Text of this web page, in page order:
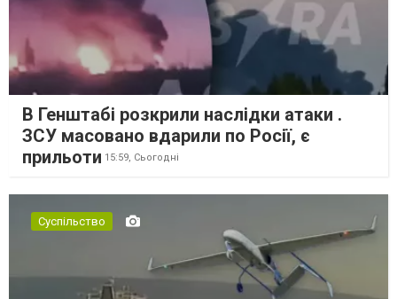
В Генштабі розкрили наслідки атаки .
ЗСУ масовано вдарили по Росії, є
прильоти 15:59, Сьогодні
Суспільство